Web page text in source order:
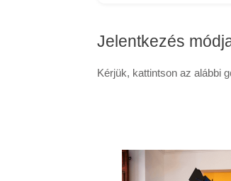
Jelentkezés
Kérjük, kattintson az alábbi